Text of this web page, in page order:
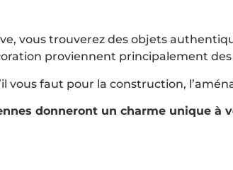
vous trouverez des objets
proviennent principalement
vous faut pour la construction,
donneront un charme unique à